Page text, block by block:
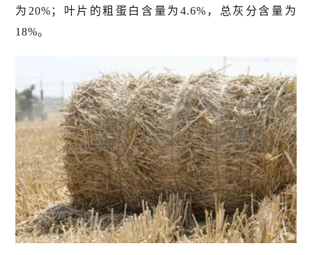
为20%；叶片的粗蛋白含量为4.6%，总灰分含量为
18%。